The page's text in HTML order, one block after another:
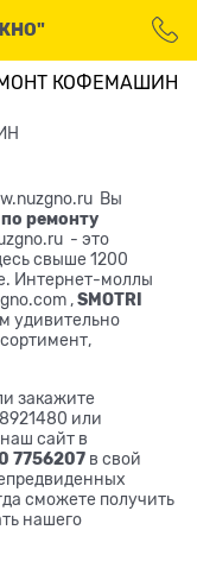
КОФЕМАШИН
Вы
ремонту
- это
свыше 1200
Интернет-моллы
,SMOTRI
удивительно
закажите
или
сайт в
7756207 в свой
сможете получить
нашего